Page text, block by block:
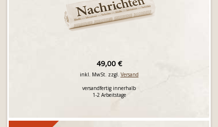
49,00 €
inkl. MwSt. zzgl. Versand
versandfertig innerhalb
1-2 Arbeitstage